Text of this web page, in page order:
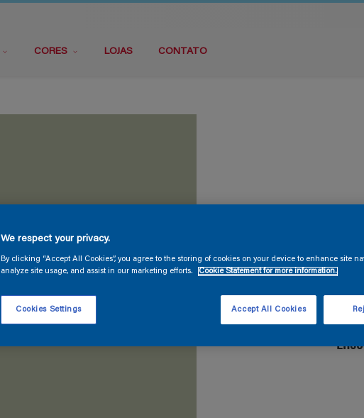
CORES LOJAS CONTATO
We respect your privacy.
By clicking “Accept All Cookies”, you agree to the storing of cookies on your device to enhance site
analyze site usage, and assist in our marketing efforts.
Cookie Statement for more information.
Cookies Settings Accept All Cookies